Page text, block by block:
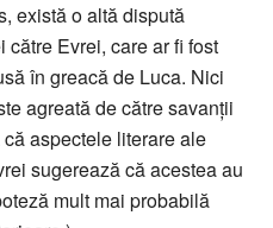
există o altă dispută
Evrei, care ar fi fost
în greacă de Luca. Nici
agreată de către savanţii
aspectele literare ale
sugerează că acestea au
mult mai probabilă